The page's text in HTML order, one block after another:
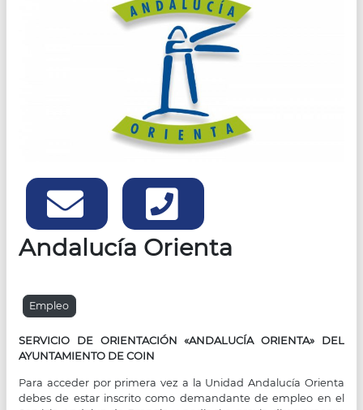
Email Teléfonos
Andalucía Orienta
Empleo
SERVICIO DE ORIENTACIÓN «ANDALUCÍA ORIENTA» DEL
AYUNTAMIENTO DE COIN
Para acceder por primera vez a la Unidad Andalucía Orienta
debes de estar inscrito como demandante de empleo en el